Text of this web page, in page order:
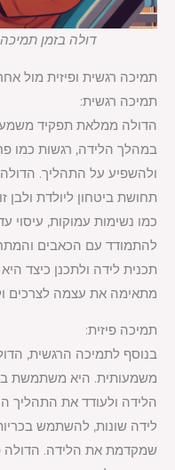
דולה בזמן
תמיכה רגשית ופיזית מול
תמיכה רגשית:
הדולה ממלאת תפקיד
במהלך הלידה, רגשות כמו
ולהשפיע על התהליך.
תחושת ביטחון ליולדת
כמו נשימות עמוקות, עיסוי
להתמודד עם הכאבים
תכנית לידה ולתכנן כיצד
מתאימה את עצמה לצרכים
תמיכה פיזית:
בנוסף לתמיכה הרגשית,
משמעותית. היא משתמשת
הלידה ולעודד את התהליך
לידה שונות, להשתמש
שמקדמת את הלידה. הדולה